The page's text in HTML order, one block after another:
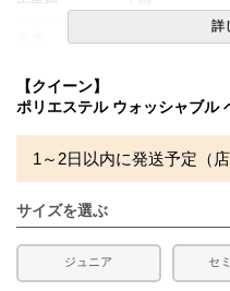
・タンブラー乾
発生する場合が
※できる限り実
が、閲覧環境に
承ください。
詳
【クイーン】
ポリエステル ウォッシャブル
1～2日以内に発送予定（
サイズを選ぶ
ジュニア セ